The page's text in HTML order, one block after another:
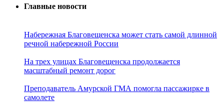
Главные новости
Набережная Благовещенска может стать самой длинной
речной набережной России
На трех улицах Благовещенска продолжается
масштабный ремонт дорог
Преподаватель Амурской ГМА помогла пассажирке в
самолете